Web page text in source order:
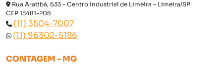
Rua Aratibá, 633 – Centro Industrial de Limeira – Limeira/SP
CEP 13481-208
(11) 3504-7007
(11) 96302-5186
CONTAGEM – MG